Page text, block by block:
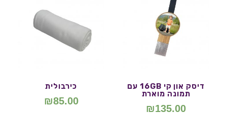
דיסק און קי 16GB עם
תמונה מוארת
₪135.00
כירבולית
₪85.00